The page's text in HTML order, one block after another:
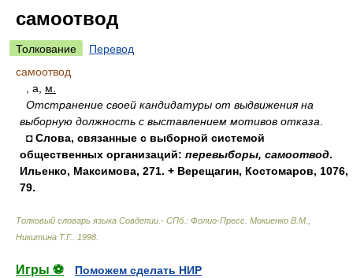
самоотвод
Толкование
Перевод
самоотвод
, а, м.
Отстранение своей кандидатуры от выдвижения на
выборную должность с выставлением мотивов отказа
◘ Слова, связанные с выборной системой
общественных организаций: перевыборы, самоотвод.
Ильенко, Максимова, 271. + Верещагин, Костомаров, 1076,
79.
Толковый словарь языка Совдепии.- СПб.: Фолио-Пресс Мокиенко В.М.,
Никитина Т.Г.
1998
Игры ⚽
Поможем сделать НИР